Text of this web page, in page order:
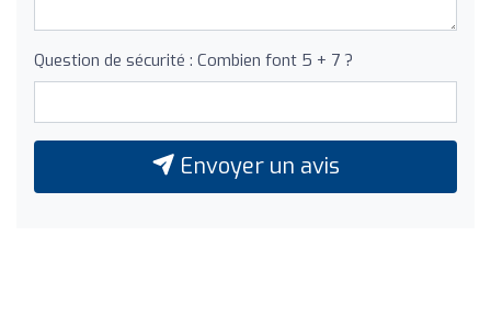
Question de sécurité : Combien font 5 + 7 ?
Envoyer un avis